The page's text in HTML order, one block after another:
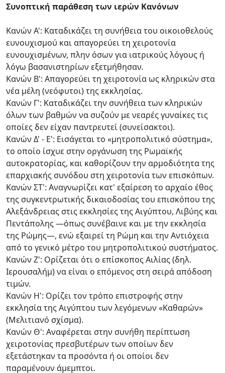
Συνοπτική παράθεση των ιερών Κανόνων
Κανών Α': Καταδικάζει τη συνήθεια του οικοιοθελούς
ευνουχισμού και απαγορεύει τη χειροτονία
ευνουχισμένων, πλην όσων για ιατρικούς λόγους ή
λόγω βασανιστηρίων εξετμήθησαν.
Κανών Β': Απαγορεύει τη χειροτονία ως κληρικών στα
νέα μέλη (νεόφυτοι) της εκκλησίας.
Κανών Γ': Καταδικάζει την συνήθεια των κληρικών
όλων των βαθμών να συζούν με νεαρές γυναίκες τις
οποίες δεν είχαν παντρευτεί (συνείσακτοι).
Κανών Δ' - Ε': Εισάγεται το «μητροπολιτικό σύστημα»,
το οποίο ίσχυε στην οργάνωση της Ρωμαϊκής
αυτοκρατορίας, και καθορίζουν την αρμοδιότητα της
επαρχιακής συνόδου στη χειροτονία των επισκόπων.
Κανών ΣΤ': Αναγνωρίζει κατ' εξαίρεση το αρχαίο έθος
της συγκεντρωτικής δικαιοδοσίας του επισκόπου της
Αλεξάνδρειας στις εκκλησίες της Αιγύπτου, Λιβύης και
Πεντάπολης —όπως συνέβαινε και με την εκκλησία
της Ρώμης—, ενώ εξαιρεί τη Ρώμη και την Αντιόχεια
από το γενικό μέτρο του μητροπολιτικού συστήματος.
Κανών Ζ': Ορίζεται ότι ο επίσκοπος Αιλίας (δηλ.
Ιερουσαλήμ) να είναι ο επόμενος στη σειρά απόδοση
τιμών.
Κανών Η': Ορίζει τον τρόπο επιστροφής στην
εκκλησία της Αιγύπτου των λεγόμενων «Καθαρών»
(Μελιτιανό σχίσμα).
Κανών Θ': Αναφέρεται στην συνήθη περίπτωση
χειροτονίας πρεσβυτέρων των οποίων δεν
εξετάστηκαν τα προσόντα ή οι οποίοι δεν
παραμένουν άμεμπτοι.